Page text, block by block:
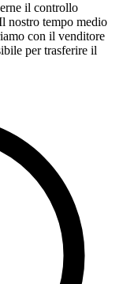
il controllo
nostro tempo medio
con il venditore
per trasferire il